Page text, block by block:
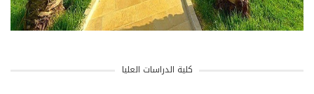
كلية الدراسات العليا